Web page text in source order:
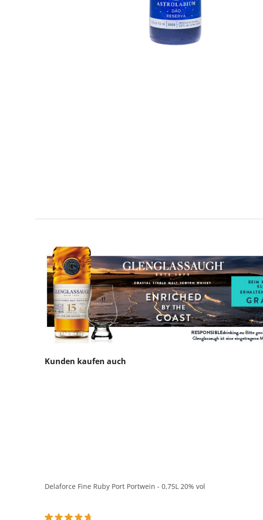
Produktgalerie überspringen
Kunden kaufen auch
Delaforce Fine Ruby Port Portwein - 0,75L 20% vol